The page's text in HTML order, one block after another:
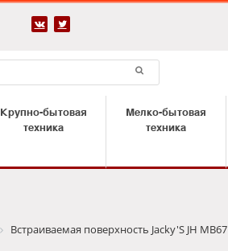
 
Крупно-бытовая
техника
Мелко-бытовая
техника
Встраиваемая поверхность Jacky'S JH MB67